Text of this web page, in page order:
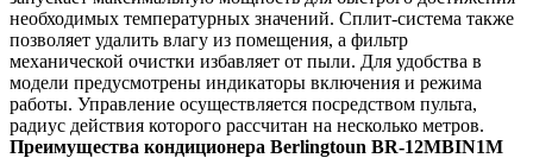
необходимых температурных значений. Сплит-система также
позволяет удалить влагу из помещения, а фильтр
механической очистки избавляет от пыли. Для удобства в
модели предусмотрены индикаторы включения и режима
работы. Управление осуществляется посредством пульта,
радиус действия которого рассчитан на несколько метров.
Преимущества кондиционера Berlingtoun BR-12MBIN1M